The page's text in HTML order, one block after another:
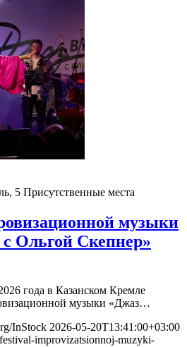
5 Присутственные места
музыки
Ольгой Скепнер»
года в Казанском Кремле
музыки «Джаз…
InStock 2026-05-20T13:41:00+03:00
improvizatsionnoj-muzyki-